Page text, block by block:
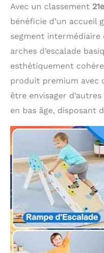
Avec un classement
bénéficie d’un accueil
segment
arches d’escalade
esthétiquement
produit premium avec
être envisager
en bas âge, disposant